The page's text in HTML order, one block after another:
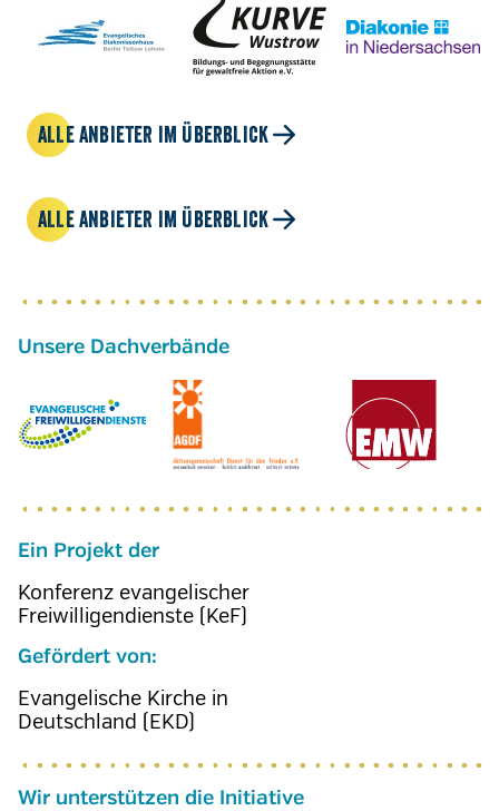
ALLE ANBIETER IM ÜBERBLICK
ALLE ANBIETER IM ÜBERBLICK
Ein Projekt der
Konferenz evangelischer
Freiwilligendienste (KeF)
Gefördert von:
Evangelische Kirche in
Deutschland (EKD)
Wir unterstützen die Initiative